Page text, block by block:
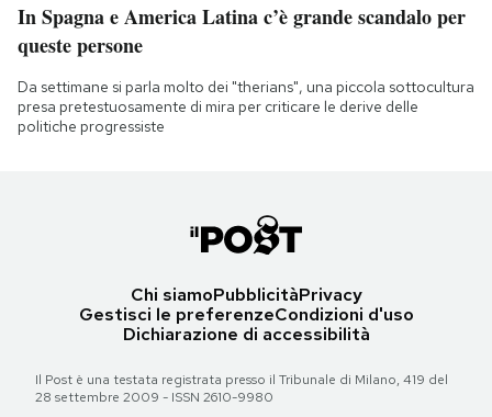
In Spagna e America Latina c’è grande scandalo per
queste persone
Da settimane si parla molto dei "therians", una piccola sottocultura
presa pretestuosamente di mira per criticare le derive delle
politiche progressiste
Chi siamoPubblicitàPrivacy
Gestisci le preferenzeCondizioni d'uso
Dichiarazione di accessibilità
Il Post è una testata registrata presso il Tribunale di Milano, 419 del
28 settembre 2009 - ISSN 2610-9980